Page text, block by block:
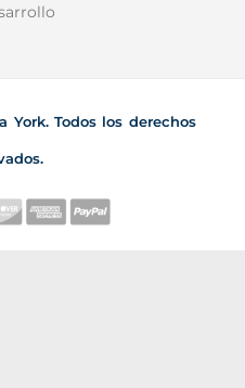
York. Todos los derechos